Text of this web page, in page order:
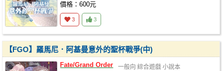
價格：600元
3 3
【FGO】羅馬尼．阿基曼意外的聖杯戰爭(中)
Fate/Grand Order 一般向 綜合遊戲 小說本